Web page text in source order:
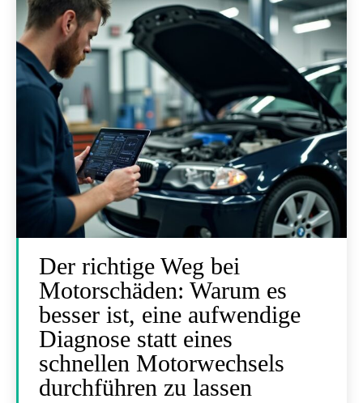
Der richtige Weg bei
Motorschäden: Warum es
besser ist, eine aufwendige
Diagnose statt eines
schnellen Motorwechsels
durchführen zu lassen